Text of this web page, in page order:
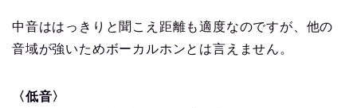
中音ははっきりと聞こえ距離も適度なのですが、他の
音域が強いためボーカルホンとは言えません。
〈低音〉